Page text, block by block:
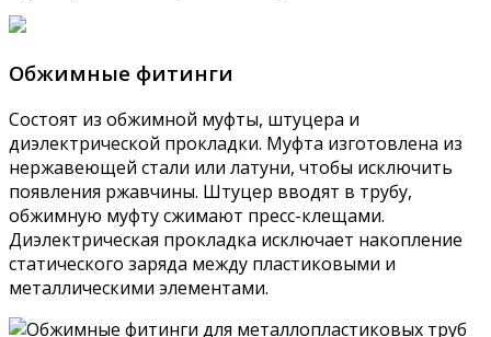
Обжимные фитинги
Состоят из обжимной муфты, штуцера и
диэлектрической прокладки. Муфта изготовлена из
нержавеющей стали или латуни, чтобы исключить
появления ржавчины. Штуцер вводят в трубу,
обжимную муфту сжимают пресс-клещами.
Диэлектрическая прокладка исключает накопление
статического заряда между пластиковыми и
металлическими элементами.